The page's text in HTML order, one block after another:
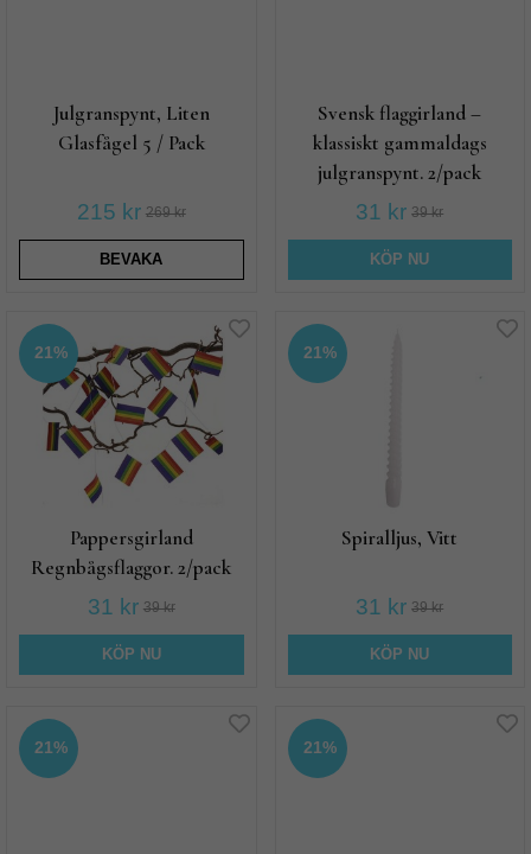
Julgranspynt, Liten
Glasfågel 5 / Pack
215 kr 269 kr
BEVAKA
Svensk flaggirland –
klassiskt gammaldags
julgranspynt. 2/pack
31 kr 39 kr
KÖP NU
21%
Pappersgirland
Regnbågsflaggor. 2/pack
31 kr 39 kr
KÖP NU
21%
Spiralljus, Vitt
31 kr 39 kr
KÖP NU
21% 21%